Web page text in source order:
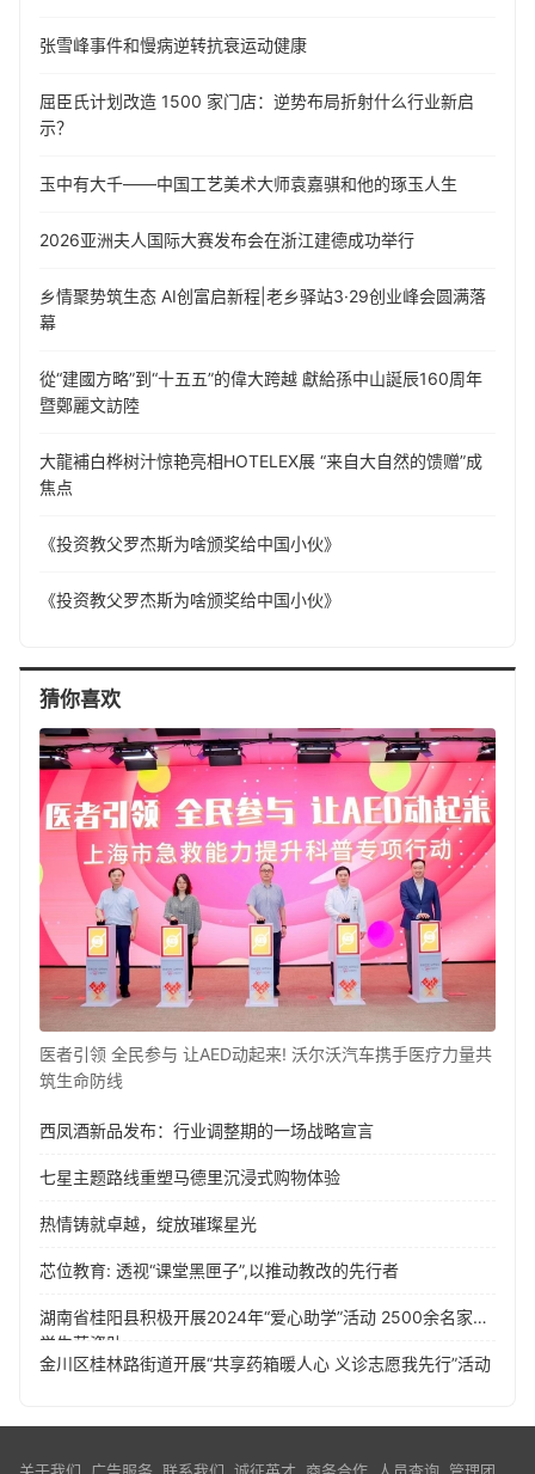
张雪峰事件和慢病逆转抗衰运动健康
屈臣氏计划改造 1500 家门店：逆势布局折射什么行业新启
示？
玉中有大千——中国工艺美术大师袁嘉骐和他的琢玉人生
​2026亚洲夫人国际大赛发布会在浙江建德成功举行
乡情聚势筑生态 AI创富启新程|老乡驿站3·29创业峰会圆满落
幕
從“建國方略”到“十五五”的偉大跨越 獻給孫中山誕辰160周年
暨鄭麗文訪陸
大龍補白桦树汁惊艳亮相HOTELEX展 “来自大自然的馈赠”成
焦点
《投资教父罗杰斯为啥颁奖给中国小伙》
《投资教父罗杰斯为啥颁奖给中国小伙》
猜你喜欢
医者引领 全民参与 让AED动起来! 沃尔沃汽车携手医疗力量共
筑生命防线
西凤酒新品发布：行业调整期的一场战略宣言
七星主题路线重塑马德里沉浸式购物体验
热情铸就卓越，绽放璀璨星光
芯位教育: 透视“课堂黑匣子”,以推动教改的先行者
湖南省桂阳县积极开展2024年“爱心助学”活动 2500余名家困
学生获资助
金川区桂林路街道开展“共享药箱暖人心 义诊志愿我先行”活动